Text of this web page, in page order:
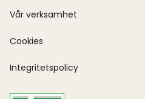
Vår verksamhet
Cookies
Integritetspolicy